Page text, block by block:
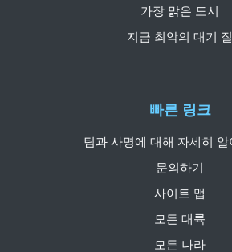
빠른 링크
팀과 사명에 대해 자세히 알
문의하기
사이트 맵
모든 대륙
모든 나라
가장 맑은 도시
지금 최악의 대기 질